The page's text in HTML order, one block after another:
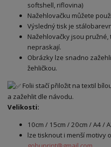
softshell, riflovina)
Nažehlovačku můžete
Výsledný tisk je
Nažehlovačky jsou
nepraskají.
Obrázky lze snadno
žehličkou.
Folii stačí přiložit na textil
a zažehlit dle návodu.
Velikosti:
10cm / 15cm / 20cm / A4 /
lze tisknout i menší motivy